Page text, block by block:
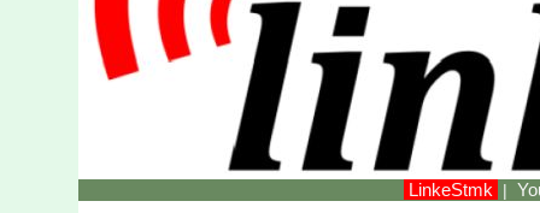
LinkeStmk |